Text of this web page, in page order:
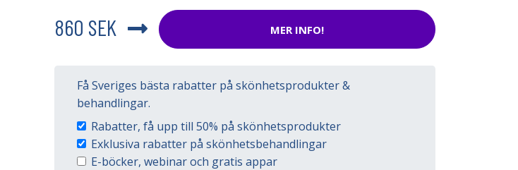
860 SEK
MER INFO!
Få Sveriges bästa rabatter på skönhetsprodukter &
behandlingar.
Rabatter, få upp till 50% på skönhetsprodukter
Exklusiva rabatter på skönhetsbehandlingar
E-böcker, webinar och gratis appar